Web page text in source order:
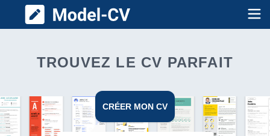
Model CV
TROUVEZ LE CV PARFAIT
CRÉER MON CV